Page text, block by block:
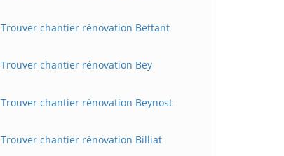
Trouver chantier rénovation Bettant
Trouver chantier rénovation Bey
Trouver chantier rénovation Beynost
Trouver chantier rénovation Billiat